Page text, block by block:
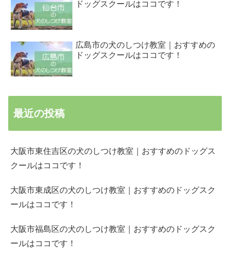
ドッグスクールはココです！
広島市の犬のしつけ教室｜おすすめの
ドッグスクールはココです！
最近の投稿
大阪市東住吉区の犬のしつけ教室｜おすすめのドッグス
クールはココです！
大阪市東成区の犬のしつけ教室｜おすすめのドッグスク
ールはココです！
大阪市福島区の犬のしつけ教室｜おすすめのドッグスク
ールはココです！